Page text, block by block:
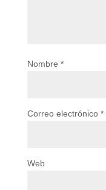
Nombre *
Correo electrónico *
Web